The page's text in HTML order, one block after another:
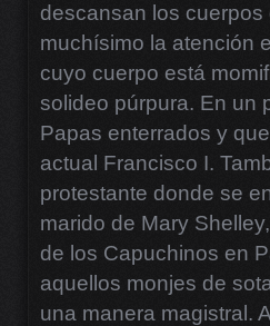
descansan los
muchísimo la atención
cuyo cuerpo está
solideo púrpura. En un
Papas enterrados y
actual Francisco I.
protestante donde se
marido de Mary
de los Capuchinos en
aquellos monjes de
una manera magistral.